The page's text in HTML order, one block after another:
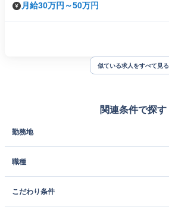
月給30万円～50万円
似ている求人をすべて見る
関連条件で探す
勤務地
職種
こだわり条件